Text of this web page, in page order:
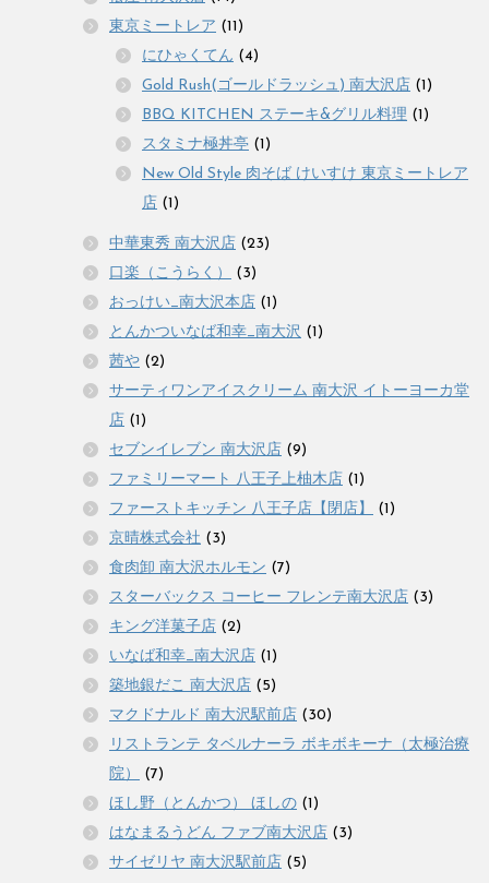
東京ミートレア (11)
にひゃくてん (4)
Gold Rush(ゴールドラッシュ) 南大沢店 (1)
BBQ KITCHEN ステーキ&グリル料理 (1)
スタミナ極丼亭 (1)
New Old Style 肉そば けいすけ 東京ミートレア
店 (1)
中華東秀 南大沢店 (23)
口楽（こうらく）
(3)
おっけい_南大沢本店 (1)
とんかついなば和幸_南大沢 (1)
茜や (2)
サーティワンアイスクリーム 南大沢 イトーヨーカ堂
店 (1)
セブンイレブン 南大沢店 (9)
ファミリーマート 八王子上柚木店 (1)
ファーストキッチン 八王子店【閉店】
(1)
京晴株式会社 (3)
食肉卸 南大沢ホルモン (7)
スターバックス コーヒー フレンテ南大沢店 (3)
キング洋菓子店 (2)
いなば和幸_南大沢店 (1)
築地銀だこ 南大沢店 (5)
マクドナルド 南大沢駅前店 (30)
リストランテ タベルナーラ ボキボキーナ（太極治療
院）
(7)
ほし野（とんかつ） ほしの (1)
はなまるうどん ファブ南大沢店 (3)
サイゼリヤ 南大沢駅前店 (5)